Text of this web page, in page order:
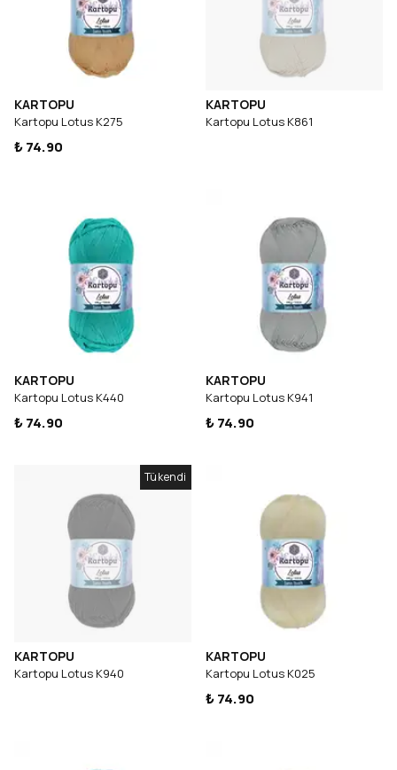
KARTOPU
Kartopu Lotus K275
₺ 74.90
KARTOPU
Kartopu Lotus K861
KARTOPU
Kartopu Lotus K440
₺ 74.90
KARTOPU
Kartopu Lotus K941
₺ 74.90
Tükendi
KARTOPU
Kartopu Lotus K940
KARTOPU
Kartopu Lotus K025
₺ 74.90